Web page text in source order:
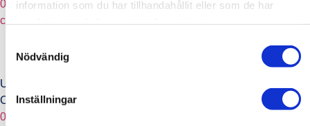
information som du har tillhandahållit eller som de har
Nödvändig
Inställningar
0707 37 50 20
carl.lindstrand@fincumet.se
Ulf warren
Country director
0707 37 50 21